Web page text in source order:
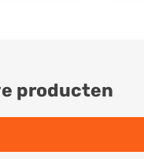
producten